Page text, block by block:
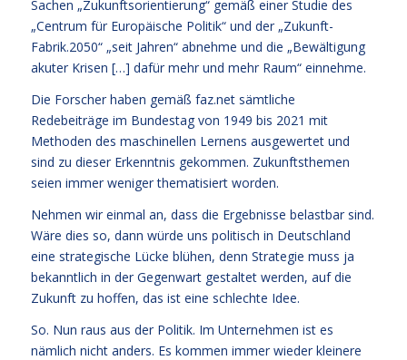
Sachen „Zukunftsorientierung“ gemäß einer Studie des
„Centrum für Europäische Politik“ und der „Zukunft-
Fabrik.2050“ „seit Jahren“ abnehme und die „Bewältigung
akuter Krisen […] dafür mehr und mehr Raum“ einnehme.
Die Forscher haben gemäß faz.net sämtliche
Redebeiträge im Bundestag von 1949 bis 2021 mit
Methoden des maschinellen Lernens ausgewertet und
sind zu dieser Erkenntnis gekommen. Zukunftsthemen
seien immer weniger thematisiert worden.
Nehmen wir einmal an, dass die Ergebnisse belastbar sind.
Wäre dies so, dann würde uns politisch in Deutschland
eine strategische Lücke blühen, denn Strategie muss ja
bekanntlich in der Gegenwart gestaltet werden, auf die
Zukunft zu hoffen, das ist eine schlechte Idee.
So. Nun raus aus der Politik. Im Unternehmen ist es
nämlich nicht anders. Es kommen immer wieder kleinere